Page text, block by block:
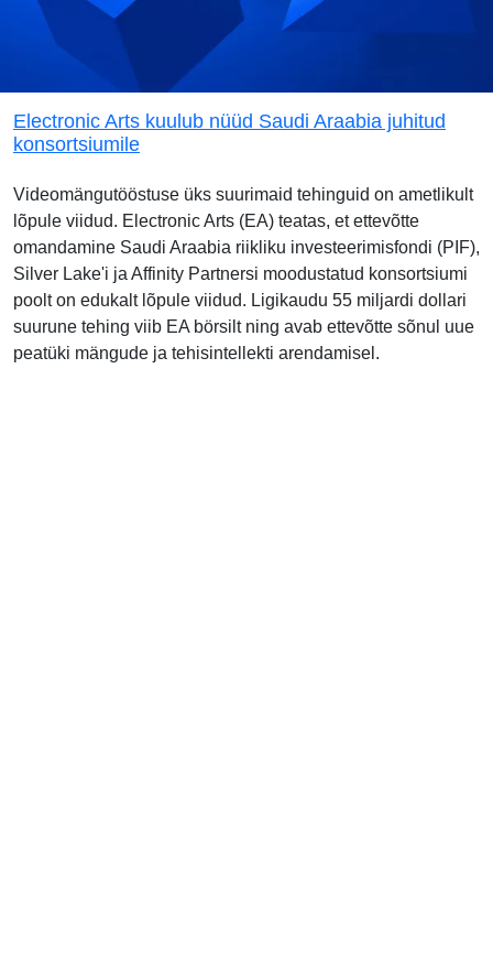
Electronic Arts kuulub nüüd Saudi Araabia juhitud
konsortsiumile
Videomängutööstuse üks suurimaid tehinguid on ametlikult
lõpule viidud. Electronic Arts (EA) teatas, et ettevõtte
omandamine Saudi Araabia riikliku investeerimisfondi (PIF),
Silver Lake'i ja Affinity Partnersi moodustatud konsortsiumi
poolt on edukalt lõpule viidud. Ligikaudu 55 miljardi dollari
suurune tehing viib EA börsilt ning avab ettevõtte sõnul uue
peatüki mängude ja tehisintellekti arendamisel.